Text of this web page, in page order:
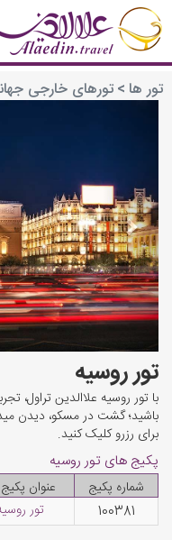
تور ها >تورهای خارجی
تور روسیه
با تور روسیه علاالدین تراول،
باشید؛ گشت در مسکو، دیدن
برای رزرو کلیک کنید.
پکیج های تور روسیه
شماره پکیج عنوان
100381
تور